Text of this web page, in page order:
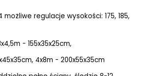
możliwe regulacje wysokości: 175, 185,
- 155x35x25cm,
4x8m - 200x55x35cm